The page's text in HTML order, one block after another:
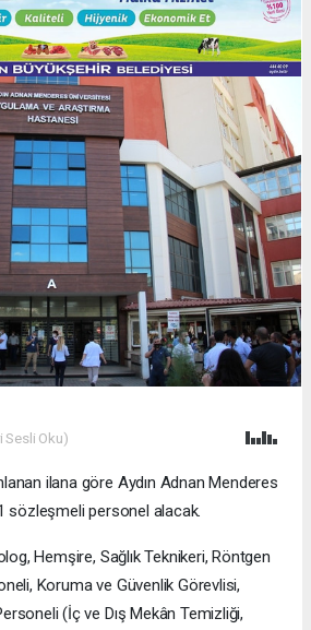
Sesli Oku)
ilana göre Aydın Adnan Menderes
sözleşmeli personel alacak.
Hemşire, Sağlık Teknikeri, Röntgen
Koruma ve Güvenlik Görevlisi,
(İç ve Dış Mekân Temizliği,